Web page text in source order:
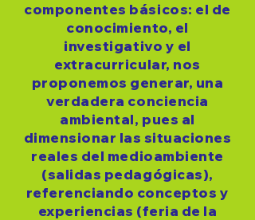
componentes básicos: el de
conocimiento, el
investigativo y el
extracurricular, nos
proponemos generar, una
verdadera conciencia
ambiental, pues al
dimensionar las situaciones
reales del medioambiente
(salidas pedagógicas),
referenciando conceptos y
experiencias (feria de la